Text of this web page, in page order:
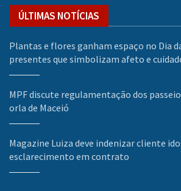
ÚLTIMAS NOTÍCIAS
Plantas e flores ganham espaço no Dia
presentes que simbolizam afeto e
MPF discute regulamentação dos
orla de Maceió
Magazine Luiza deve indenizar cliente
esclarecimento em contrato